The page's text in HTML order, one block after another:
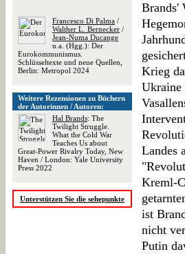
Francesco Di Palma /
Walther L. Bernecker /
Jean-Numa Ducange
u.a. (Hgg.): Der
Eurokommunismus.
Schlüsseltexte und neue Quellen,
Berlin: Metropol 2024
Weitere Rezensionen zu Büchern
der Autorinnen / Autoren:
Hal Brands: The
Twilight Struggle.
What the Cold War
Teaches Us about
Great-Power Rivalry Today, New
Haven / London: Yale University
Press 2022
Unterstützen Sie die sehepunkte
Brands'
Krieg
Ukraine
Landes
Kreml-
ist
nicht
Putin